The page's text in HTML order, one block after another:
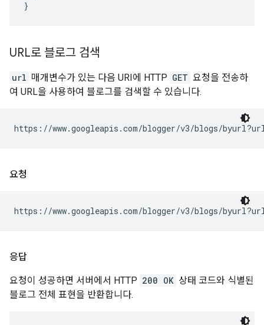
URL로 블로그 검색
url 매개변수가 있는 다음 URI에 HTTP GET 요청을 전송하
여 URL을 사용하여 블로그를 검색할 수 있습니다.
https://www.googleapis.com/blogger/v3/blogs/
요청
https://www.googleapis.com/blogger/v3/blogs/
응답
요청이 성공하면 서버에서 HTTP 200 OK 상태 코드와 식별된
블로그 전체 표현을 반환합니다.